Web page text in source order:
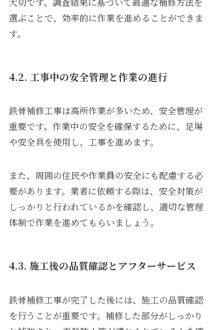
選ぶことで、効率的に作業を進めることができま
す。
4.2. 工事中の安全管理と作業の進行
鉄骨補修工事は高所作業が多いため、安全管理が
重要です。作業中の安全を確保するために、足場
や安全具を使用し、工事を進めます。
また、周囲の住民や作業員の安全にも配慮する必
要があります。業者に依頼する際は、安全対策が
しっかりと行われているかを確認し、適切な管理
体制で作業を進めてもらいましょう。
4.3. 施工後の品質確認とアフターサービス
鉄骨補修工事が完了した後には、施工の品質確認
を行うことが重要です。補修した部分がしっかり